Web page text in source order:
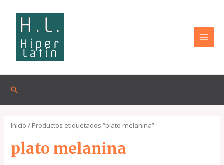
contenido
Buscar
Inicio / Productos etiquetados “plato melanina”
plato melanina